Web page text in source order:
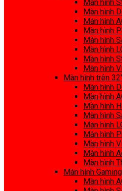
Màn hình
Màn hình
Màn hình
Màn hình
Màn hình
Màn hình
Màn hình
Màn hình
Màn hình trên
Màn hình
Màn hình
Màn hình
Màn hình
Màn hình
Màn hình
Màn hình
Màn hình
Màn hình
Màn hình Gaming
Màn hình